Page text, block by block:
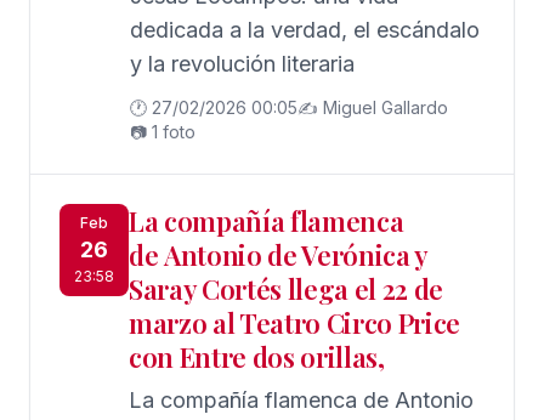
dedicada a la verdad, el escándalo
y la revolución literaria
🕐 27/02/2026 00:05✍️ Miguel Gallardo
📷 1 foto
Feb
26
23:58
La compañía flamenca
de Antonio de Verónica y
Saray Cortés llega el 22 de
marzo al Teatro Circo Price
con Entre dos orillas,
La compañía flamenca de Antonio